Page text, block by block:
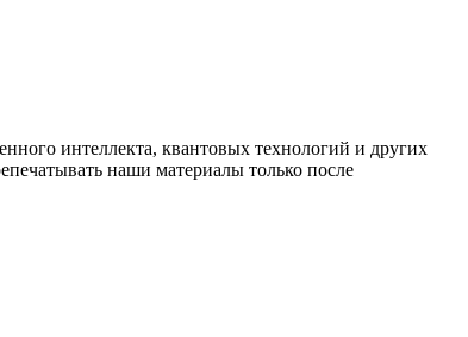
интеллекта, квантовых технологий и других
наши материалы только после